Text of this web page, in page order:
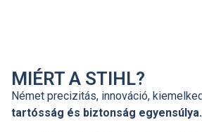
MIÉRT A STIHL?
Német precizitás, innováció,
tartósság és biztonság egyensúlya.